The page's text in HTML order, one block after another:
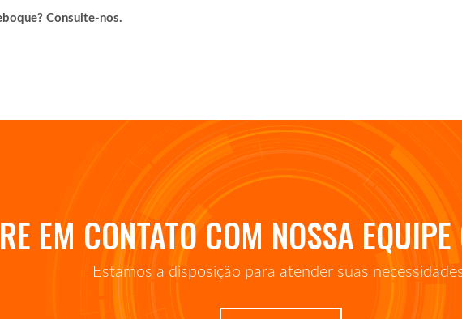
Consulte-nos.
EM CONTATO COM NOSSA
Estamos a disposição para atender suas